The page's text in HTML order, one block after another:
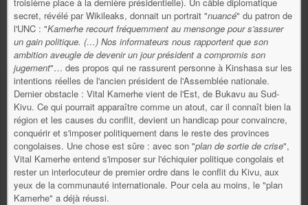
secret, révélé par Wikileaks, donnait un portrait "nuancé" du patron de
l'UNC : "Kamerhe recourt fréquemment au mensonge pour s'assurer
un gain politique. (…) Nos informateurs nous rapportent que son
ambition aveugle de devenir un jour président a compromis son
jugement"… des propos qui ne rassurent personne à Kinshasa sur les
intentions réelles de l'ancien président de l'Assemblée nationale.
Dernier obstacle : Vital Kamerhe vient de l'Est, de Bukavu au Sud-
Kivu. Ce qui pourrait apparaître comme un atout, car il connaît bien la
région et les causes du conflit, devient un handicap pour convaincre,
conquérir et s'imposer politiquement dans le reste des provinces
congolaises. Une chose est sûre : avec son "plan de sortie de crise",
Vital Kamerhe entend s'imposer sur l'échiquier politique congolais et
rester un interlocuteur de premier ordre dans le conflit du Kivu, aux
yeux de la communauté internationale. Pour cela au moins, le "plan
Kamerhe" a déjà réussi.